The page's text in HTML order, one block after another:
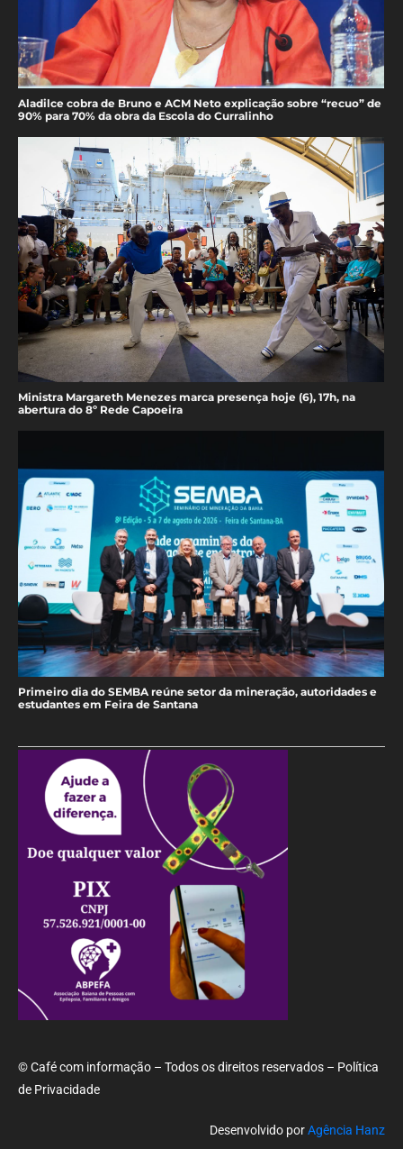
Aladilce cobra de Bruno e ACM Neto explicação sobre “recuo” de
90% para 70% da obra da Escola do Curralinho
Ministra Margareth Menezes marca presença hoje (6), 17h, na
abertura do 8º Rede Capoeira
Primeiro dia do SEMBA reúne setor da mineração, autoridades e
estudantes em Feira de Santana
© Café com informação – Todos os direitos reservados – Política
de Privacidade
Desenvolvido porAgência Hanz